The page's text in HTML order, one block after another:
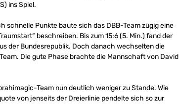
ins Spiel.
schnelle Punkte baute sich das DBB-Team zügig eine
beschreiben. Bis zum 15:6 (5. Min.) fand der
der Bundesrepublik. Doch danach wechselten die
Die gute Phase brachte die Mannschaft von David
Team nun deutlich weniger zu Stande. Wie
von jenseits der Dreierlinie pendelte sich so zur